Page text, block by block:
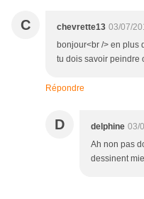
C chevrette13 03/07/
bonjour<br /> en plus
tu dois savoir peindre
Répondre
D delphine 03/
Ah non pas
dessinent